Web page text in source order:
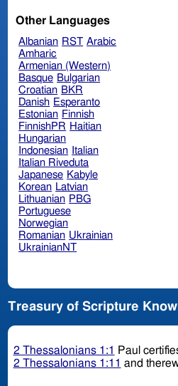
Other Languages
Albanian RST Arabic
Amharic
Armenian (Western)
Basque Bulgarian
Croatian BKR
Danish Esperanto
Estonian Finnish
FinnishPR Haitian
Hungarian
Indonesian Italian
Italian Riveduta
Japanese Kabyle
Korean Latvian
Lithuanian PBG
Portuguese
Norwegian
Romanian Ukrainian
UkrainianNT
Treasury of Scripture
2 Thessalonians 1:1
Paul
2 Thessalonians 1:11 and